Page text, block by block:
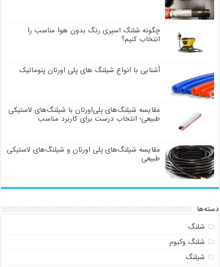
چگونه شلنگ اسپری رنگ بدون هوا مناسب را
انتخاب کنیم؟
آشنایی با انواع شیلنگ های پلی اورتان پنوماتیک
مقایسه شیلنگ‌های پلی‌اورتان با شیلنگ‌های لاستیکی
طبیعی؛ انتخاب درست برای کاربرد مناسب
مقایسه شیلنگ‌های پلی اورتان و شیلنگ‌های لاستیکی
طبیعی
دسته‌ها
شلنگ
شلنگ وکیوم
شیلنگ